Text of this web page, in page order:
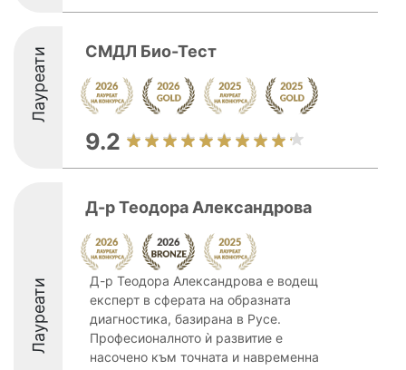
Лауреати СМДЛ Био-Тест
9.2
Лауреати
Д-р Теодора Александрова
Д-р Теодора Александрова е водещ
експерт в сферата на образната
диагностика, базирана в Русе.
Професионалното ѝ развитие е
насочено към точната и навременна